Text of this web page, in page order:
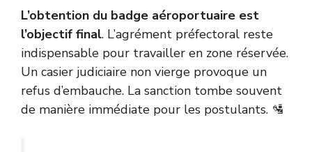
L’obtention du badge aéroportuaire est
l’objectif final. L’agrément préfectoral reste
indispensable pour travailler en zone réservée.
Un casier judiciaire non vierge provoque un
refus d’embauche. La sanction tombe souvent
de manière immédiate pour les postulants. 🛂